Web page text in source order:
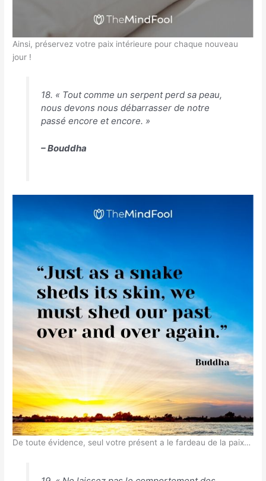
Ainsi, préservez votre paix intérieure pour chaque nouveau
jour !
18. « Tout comme un serpent perd sa peau,
nous devons nous débarrasser de notre
passé encore et encore. »
– Bouddha
De toute évidence, seul votre présent a le fardeau de la paix…